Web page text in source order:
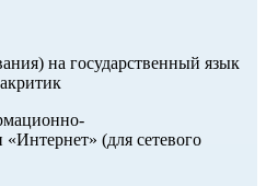
на государственный язык
(для сетевого